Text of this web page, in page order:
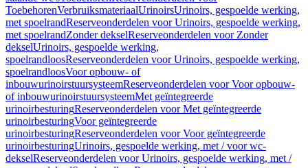
ToebehorenVerbruiksmateriaalUrinoirsUrinoirs, gespoelde werking,
met spoelrandReserveonderdelen voor Urinoirs, gespoelde werking,
met spoelrandZonder dekselReserveonderdelen voor Zonder
dekselUrinoirs, gespoelde werking,
spoelrandloosReserveonderdelen voor Urinoirs, gespoelde werking,
spoelrandloosVoor opbouw- of
inbouwurinoirstuursysteemReserveonderdelen voor Voor opbouw-
of inbouwurinoirstuursysteemMet geïntegreerde
urinoirbesturingReserveonderdelen voor Met geïntegreerde
urinoirbesturingVoor geïntegreerde
urinoirbesturingReserveonderdelen voor Voor geïntegreerde
urinoirbesturingUrinoirs, gespoelde werking, met / voor wc-
dekselReserveonderdelen voor Urinoirs, gespoelde werking, met /